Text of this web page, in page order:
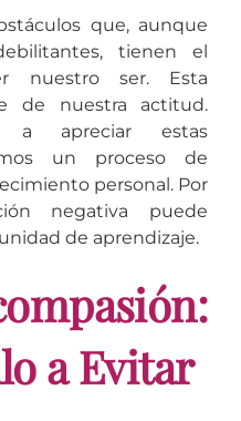
que, aunque
tienen el
nuestro ser. Esta
de nuestra actitud.
a apreciar estas
un proceso de
personal. Por
negativa puede
de aprendizaje.
a Evitar